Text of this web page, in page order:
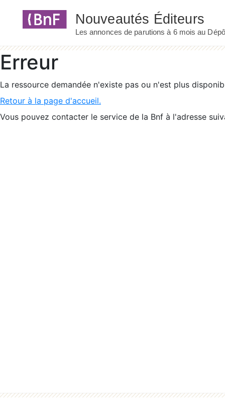
Erreur
La ressource demandée n'existe pas ou n'est plus
Retour à la page d'accueil.
Vous pouvez contacter le service de la Bnf à l'adresse